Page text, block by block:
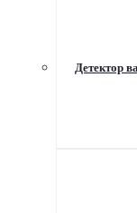
Детектор